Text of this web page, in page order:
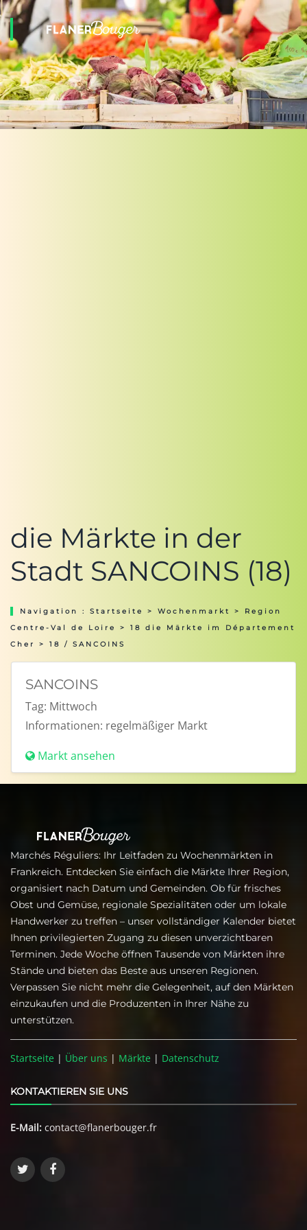
die Märkte in der
Stadt SANCOINS (18)
Navigation : Startseite > Wochenmarkt > Region
Centre-Val de Loire
> 18 die Märkte im Département
Cher
> 18 / SANCOINS
SANCOINS
Tag: Mittwoch
Informationen: regelmäßiger Markt
Markt ansehen
Marchés Réguliers: Ihr Leitfaden zu Wochenmärkten in
Frankreich. Entdecken Sie einfach die Märkte Ihrer Region,
organisiert nach Datum und Gemeinden. Ob für frisches
Obst und Gemüse, regionale Spezialitäten oder um lokale
Handwerker zu treffen – unser vollständiger Kalender bietet
Ihnen privilegierten Zugang zu diesen unverzichtbaren
Terminen. Jede Woche öffnen Tausende von Märkten ihre
Stände und bieten das Beste aus unseren Regionen.
Verpassen Sie nicht mehr die Gelegenheit, auf den Märkten
einzukaufen und die Produzenten in Ihrer Nähe zu
unterstützen.
Startseite | Über uns | Märkte | Datenschutz
KONTAKTIEREN SIE UNS
E-Mail: contact@flanerbouger.fr